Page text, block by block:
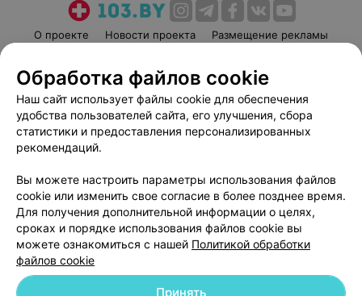
О проекте Новости проекта
Размещение рекламы
Пользовательское соглашение
Способы оплаты
Вакансии
Партнеры
Написать руководителю 103.by
Обработка персональных данных
Обработка файлов cookie
Наш сайт использует файлы cookie для обеспечения
удобства пользователей сайта, его улучшения, сбора
статистики и предоставления персонализированных
рекомендаций.
Вы можете настроить параметры использования файлов
cookie или изменить свое согласие в более позднее время.
Для получения дополнительной информации о целях,
сроках и порядке использования файлов cookie вы
можете ознакомиться с нашей Политикой обработки
файлов cookie
Принять